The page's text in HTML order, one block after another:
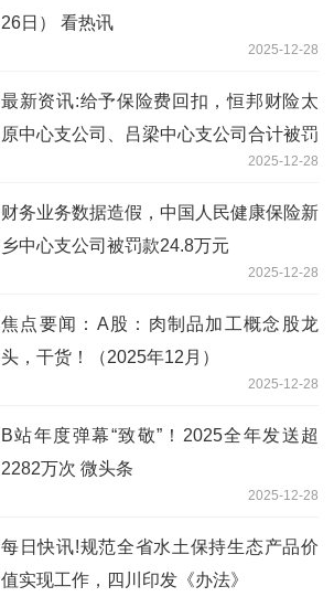
26日） 看热讯
2025-12-28
最新资讯:给予保险费回扣，恒邦财险太
原中心支公司、吕梁中心支公司合计被罚
2025-12-28
财务业务数据造假，中国人民健康保险新
乡中心支公司被罚款24.8万元
2025-12-28
焦点要闻：A股：肉制品加工概念股龙
头，干货！（2025年12月）
2025-12-28
B站年度弹幕“致敬”！2025全年发送超
2282万次 微头条
2025-12-28
每日快讯!规范全省水土保持生态产品价
值实现工作，四川印发《办法》